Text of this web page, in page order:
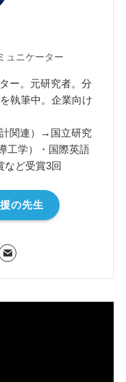
ュニケーター
ー。元研究者。分
執筆中。企業向け
関連）→国立研究
工学）・国際英語
など受賞3回
の先生